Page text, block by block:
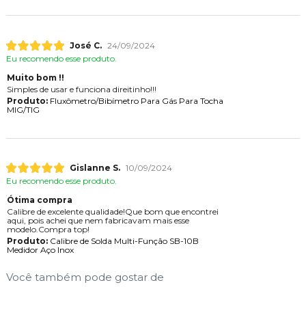
José C. 24/09/2024
Eu recomendo esse produto.
Muito bom !!
Simples de usar e funciona direitinho!!!
Produto:Fluxômetro/Bibímetro Para Gás Para Tocha
MIG/TIG
Gislanne S. 10/09/2024
Eu recomendo esse produto.
Ótima compra
Calibre de excelente qualidade!Que bom que encontrei
aqui, pois achei que nem fabricavam mais esse
modelo.Compra top!
Produto:Calibre de Solda Multi-Função SB-10B
Medidor Aço Inox
Você também pode gostar de